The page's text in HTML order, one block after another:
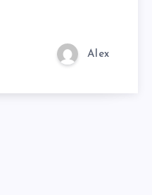
Alex